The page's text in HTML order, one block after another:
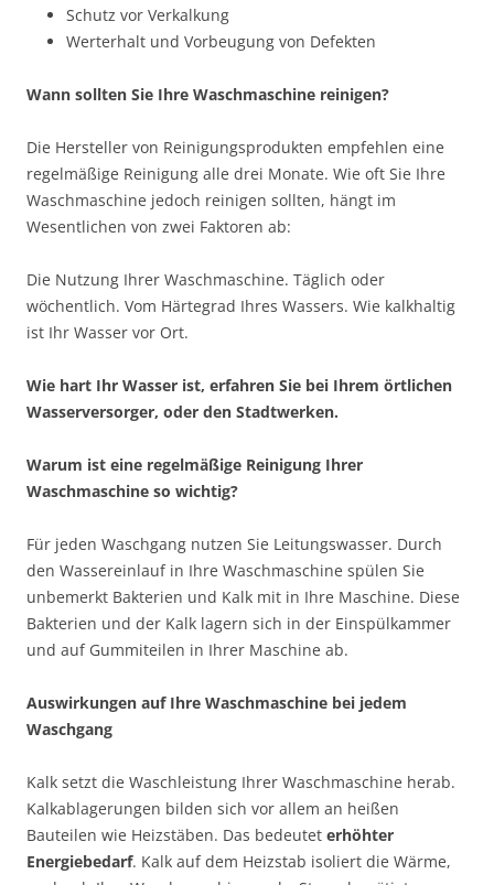
Schutz vor Verkalkung
Werterhalt und Vorbeugung von Defekten
Wann sollten Sie Ihre Waschmaschine reinigen?
Die Hersteller von Reinigungsprodukten empfehlen eine
regelmäßige Reinigung alle drei Monate. Wie oft Sie Ihre
Waschmaschine jedoch reinigen sollten, hängt im
Wesentlichen von zwei Faktoren ab:
Die Nutzung Ihrer Waschmaschine. Täglich oder
wöchentlich. Vom Härtegrad Ihres Wassers. Wie kalkhaltig
ist Ihr Wasser vor Ort.
Wie hart Ihr Wasser ist, erfahren Sie bei Ihrem örtlichen
Wasserversorger, oder den Stadtwerken.
Warum ist eine regelmäßige Reinigung Ihrer
Waschmaschine so wichtig?
Für jeden Waschgang nutzen Sie Leitungswasser. Durch
den Wassereinlauf in Ihre Waschmaschine spülen Sie
unbemerkt Bakterien und Kalk mit in Ihre Maschine. Diese
Bakterien und der Kalk lagern sich in der Einspülkammer
und auf Gummiteilen in Ihrer Maschine ab.
Auswirkungen auf Ihre Waschmaschine bei jedem
Waschgang
Kalk setzt die Waschleistung Ihrer Waschmaschine herab.
Kalkablagerungen bilden sich vor allem an heißen
Bauteilen wie Heizstäben. Das bedeutet erhöhter
Energiebedarf. Kalk auf dem Heizstab isoliert die Wärme,